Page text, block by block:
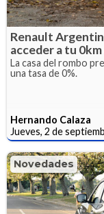
Renault
acceder a tu
La casa del rombo
una tasa de 0%.
Hernando Calaza
Jueves, 2 de
Novedades